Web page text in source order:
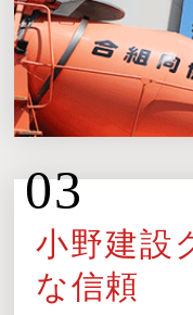
03
小野建設
な信頼